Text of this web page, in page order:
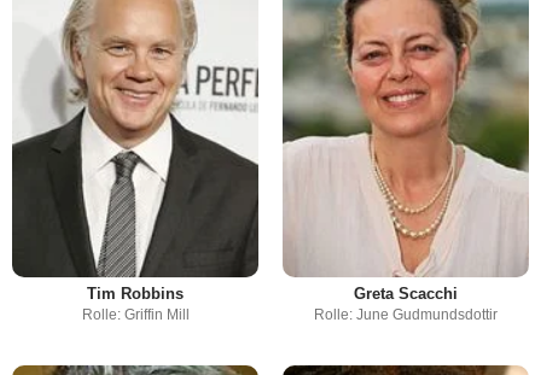
Tim Robbins
Rolle: Griffin Mill
Greta Scacchi
Rolle: June Gudmundsdottir